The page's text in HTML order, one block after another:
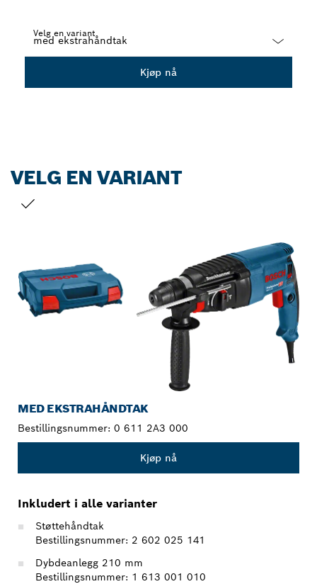
Velg en variant
Kjøp nå
VELG EN VARIANT
MED EKSTRAHÅNDTAK
Bestillingsnummer: 0 611 2A3 000
Kjøp nå
Inkludert i alle varianter
Støttehåndtak
Bestillingsnummer: 2 602 025 141
Dybdeanlegg 210 mm
Bestillingsnummer: 1 613 001 010